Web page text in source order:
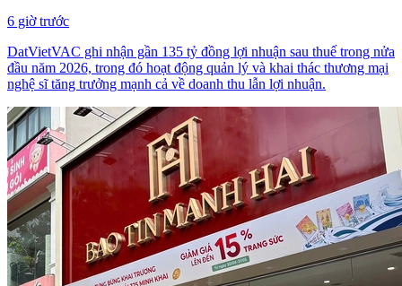
6 giờ trước
DatVietVAC ghi nhận gần 135 tỷ đồng lợi nhuận sau thuế trong nửa
đầu năm 2026, trong đó hoạt động quản lý và khai thác thương mại
nghệ sĩ tăng trưởng mạnh cả về doanh thu lẫn lợi nhuận.